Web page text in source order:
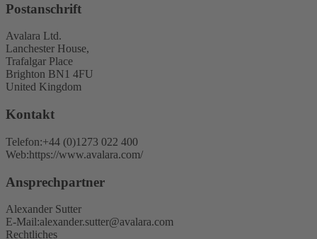
Postanschrift
Avalara Ltd.
Lanchester House,
Trafalgar Place
Brighton BN1 4FU
United Kingdom
Kontakt
Telefon:+44 (0)1273 022 400
Web:https://www.avalara.com/
Ansprechpartner
Alexander Sutter
E-Mail:alexander.sutter@avalara.com
Rechtliches